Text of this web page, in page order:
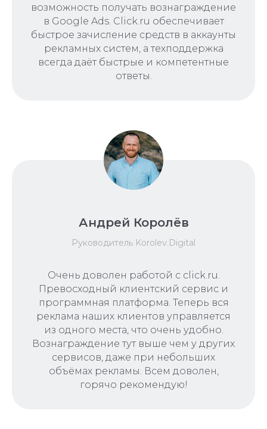
возможность получать вознаграждение
в Google Ads. Click.ru обеспечивает
быстрое зачисление средств в аккаунты
рекламных систем, а техподдержка
всегда даёт быстрые и компетентные
ответы.
Андрей Королёв
Руководитель Korolev.Digital
Очень доволен работой с click.ru.
Превосходный клиентский сервис и
программная платформа. Теперь вся
реклама наших клиентов управляется
из одного места, что очень удобно.
Вознаграждение тут выше чем у других
сервисов, даже при небольших
объёмах рекламы. Всем доволен,
горячо рекомендую!